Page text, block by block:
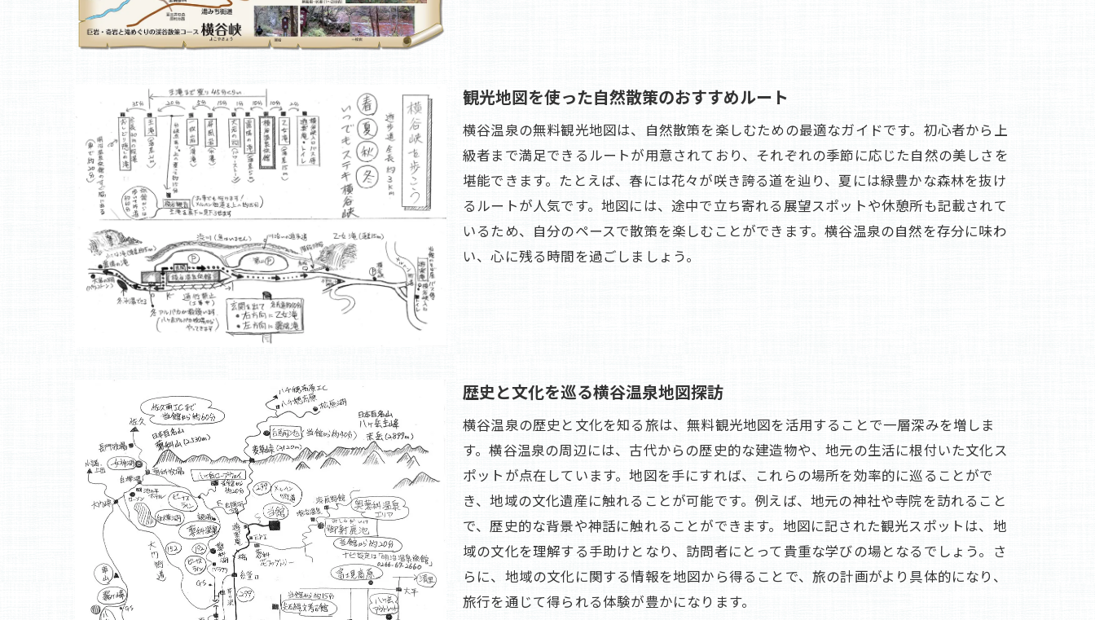
観光地図で楽しむ地元イベントと体験プログラム
横谷温泉の文化体験を地図でプランニング
地図が導く横谷温泉の隠れた魅力
横谷温泉の絶景を無料観光地図で巡る旅の提案
絶景ポイントを地図でピックアップ
観光地図が案内する横谷温泉のビュースポット
無料観光地図で巡る横谷温泉の絶景ルート
地図を片手に楽しむ横谷温泉の自然美
観光地図で体験する横谷温泉のダイナミックな景観
横谷温泉の絶景を地図で巡る旅の魅力
地元の文化を観光地図で体感横谷温泉のすすめ
観光地図で楽しむ横谷温泉の伝統工芸体験
無料観光地図で巡る横谷温泉の地元の魅力
横谷温泉の文化を地図で深く知る旅
観光地図と共に体感する横谷温泉の文化
無料の観光地図で横谷温泉の新たな一面を発見
観光地図を通じて横谷温泉の秘境を探す
地図で見つける横谷温泉の新スポット
無料地図で開拓する横谷温泉の新しい魅力
観光地図を使った自然散策のおすすめルート
横谷温泉の無料観光地図は、自然散策を楽しむための最適なガイドです。初心者から上
級者まで満足できるルートが用意されており、それぞれの季節に応じた自然の美しさを
堪能できます。たとえば、春には花々が咲き誇る道を辿り、夏には緑豊かな森林を抜け
るルートが人気です。地図には、途中で立ち寄れる展望スポットや休憩所も記載されて
いるため、自分のペースで散策を楽しむことができます。横谷温泉の自然を存分に味わ
い、心に残る時間を過ごしましょう。
歴史と文化を巡る横谷温泉地図探訪
横谷温泉の歴史と文化を知る旅は、無料観光地図を活用することで一層深みを増しま
す。横谷温泉の周辺には、古代からの歴史的な建造物や、地元の生活に根付いた文化ス
ポットが点在しています。地図を手にすれば、これらの場所を効率的に巡ることがで
き、地域の文化遺産に触れることが可能です。例えば、地元の神社や寺院を訪れること
で、歴史的な背景や神話に触れることができます。地図に記された観光スポットは、地
域の文化を理解する手助けとなり、訪問者にとって貴重な学びの場となるでしょう。さ
らに、地域の文化に関する情報を地図から得ることで、旅の計画がより具体的になり、
旅行を通じて得られる体験が豊かになります。